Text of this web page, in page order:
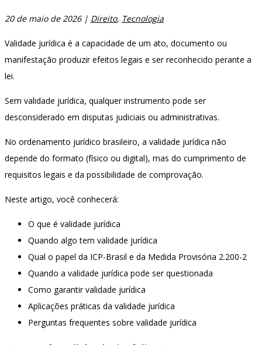
20 de maio de 2026| Direito, Tecnologia
Validade jurídica é a capacidade de um ato, documento ou
manifestação produzir efeitos legais e ser reconhecido perante a
lei.
Sem validade jurídica, qualquer instrumento pode ser
desconsiderado em disputas judiciais ou administrativas.
No ordenamento jurídico brasileiro, a validade jurídica não
depende do formato (físico ou digital), mas do cumprimento de
requisitos legais e da possibilidade de comprovação.
Neste artigo, você conhecerá:
O que é validade jurídica
Quando algo tem validade jurídica
Qual o papel da ICP-Brasil e da Medida Provisória 2.200-2
Quando a validade jurídica pode ser questionada
Como garantir validade jurídica
Aplicações práticas da validade jurídica
Perguntas frequentes sobre validade jurídica